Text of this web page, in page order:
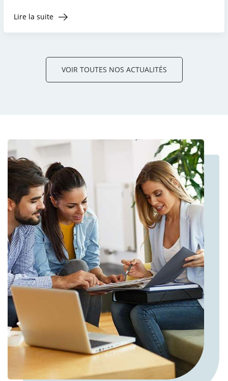
Lire la suite
VOIR TOUTES NOS ACTUALITÉS